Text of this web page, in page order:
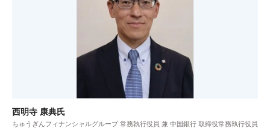
西明寺 康典氏
ちゅうぎんフィナンシャルグループ 常務執行役員 兼 中国銀行 取締役常務執行役員